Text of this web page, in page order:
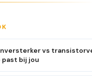
vs
past bij jou